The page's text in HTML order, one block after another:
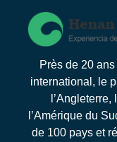
Près de 20
international, le
l’Amérique du
de 100 pays et